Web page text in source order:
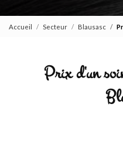
Accueil Secteur Blausasc
Prix d'un